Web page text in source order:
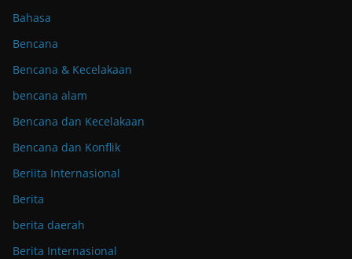
Bahasa
Bencana
Bencana & Kecelakaan
bencana alam
Bencana dan Kecelakaan
Bencana dan Konflik
Beriita Internasional
Berita
berita daerah
Berita Internasional